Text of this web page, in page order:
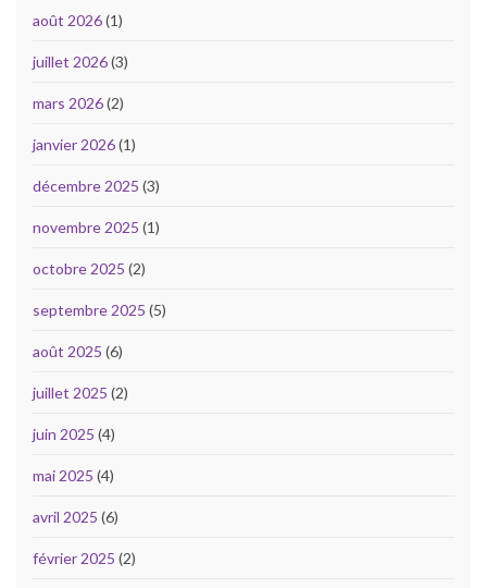
août 2026(1)
juillet 2026(3)
mars 2026(2)
janvier 2026(1)
décembre 2025 (3)
novembre 2025 (1)
octobre 2025 (2)
septembre 2025 (5)
août 2025 (6)
juillet 2025 (2)
juin 2025 (4)
mai 2025 (4)
avril 2025 (6)
février 2025 (2)